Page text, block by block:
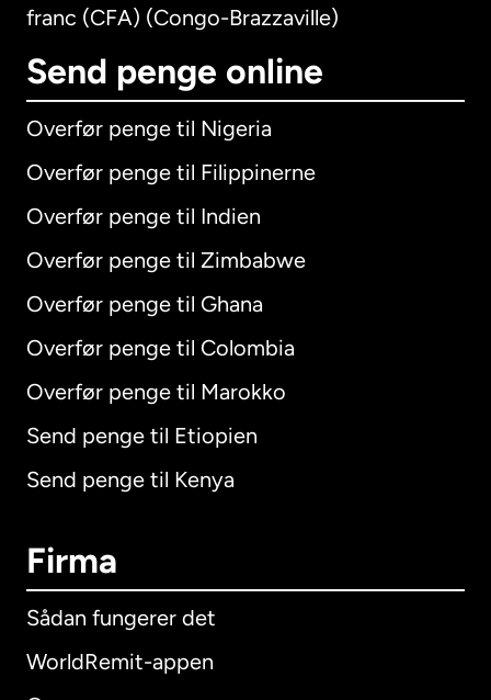
franc (CFA) (Congo-Brazzaville)
Send penge online
Overfør penge til Nigeria
Overfør penge til Filippinerne
Overfør penge til Indien
Overfør penge til Zimbabwe
Overfør penge til Ghana
Overfør penge til Colombia
Overfør penge til Marokko
Send penge til Etiopien
Send penge til Kenya
Firma
Sådan fungerer det
WorldRemit-appen